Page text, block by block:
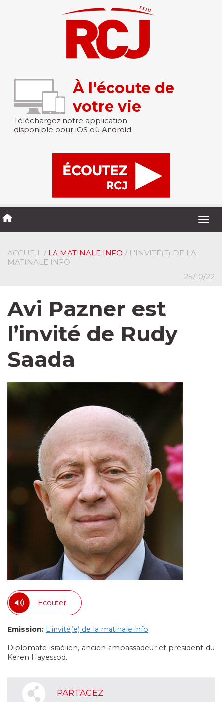
À l'écoute de
votre vie
Téléchargez notre application
disponible pour iOS où Android
ACCUEIL / LA MATINALE INFO / L'INVITÉ(E) DE LA
MATINALE INFO
25/10/22
Avi Pazner est
l’invité de Rudy
Saada
Ecouter
Emission: L'invité(e) de la matinale info
Diplomate israélien, ancien ambassadeur et président du
Keren Hayessod.
PARTAGEZ